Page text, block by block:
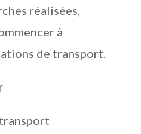
réalisées,
à
de transport.